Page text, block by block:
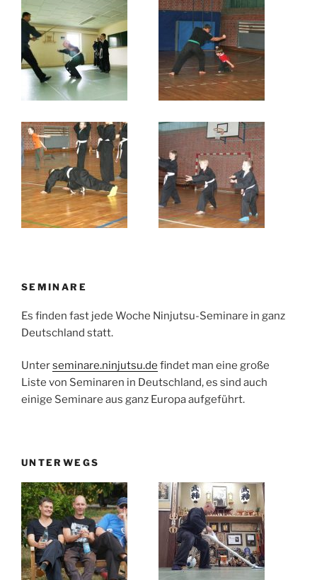
SEMINARE
Es finden fast jede Woche Ninjutsu-Seminare in ganz
Deutschland statt.
Unterseminare.ninjutsu.de findet man eine große
Liste von Seminaren in Deutschland, es sind auch
einige Seminare aus ganz Europa aufgeführt.
UNTERWEGS